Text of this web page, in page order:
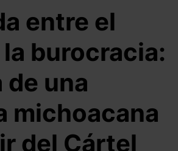
entre el
burocracia:
de una
michoacana
del Cártel